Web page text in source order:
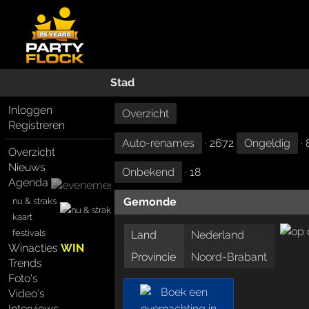
Stad
Inloggen
Registreren
Overzicht
Nieuws
Agenda
nu & straks
kaart
festivals
WinactiesWIN
Trends
Foto's
Video's
Overzicht
Auto-renames · 2672 Ongeldig ·
Onbekend · 18
Gemonde
Land
Nederland
Provincie
Noord-Brabant